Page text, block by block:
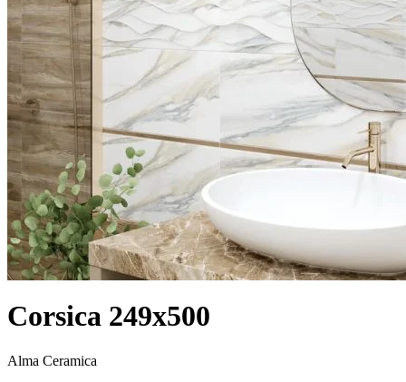
Corsica 249x500
Alma Ceramica